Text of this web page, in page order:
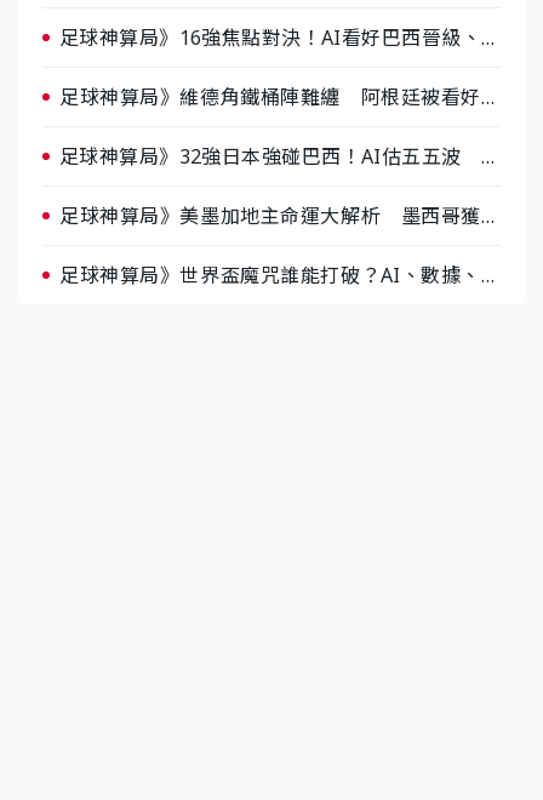
足球神算局》16強焦點對決！AI看好巴西晉級、數
足球神算局》維德角鐵桶陣難纏 阿根廷被看好下
足球神算局》32強日本強碰巴西！AI估五五波 牛
足球神算局》美墨加地主命運大解析 墨西哥獲數
足球神算局》世界盃魔咒誰能打破？AI、數據、塔